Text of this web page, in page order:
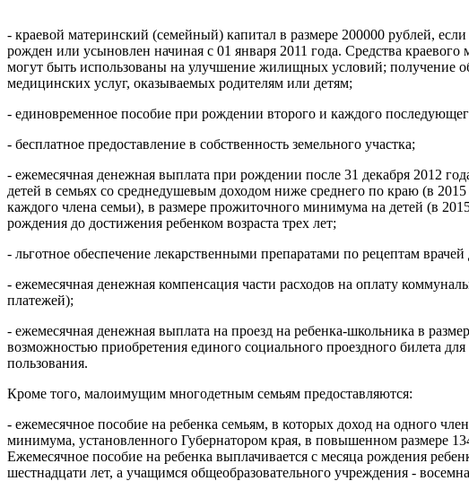
- краевой материнский (семейный) капитал в размере 200000 рублей,
рожден или усыновлен начиная с 01 января 2011 года. Средства краевого
могут быть использованы на улучшение жилищных условий; получение
медицинских услуг, оказываемых родителям или детям;
- единовременное пособие при рождении второго и каждого
- бесплатное предоставление в собственность земельного участка;
- ежемесячная денежная выплата при рождении после 31 декабря 2012
детей в семьях со среднедушевым доходом ниже среднего по краю (в
каждого члена семьи), в размере прожиточного минимума на детей (в
рождения до достижения ребенком возраста трех лет;
- льготное обеспечение лекарственными препаратами по рецептам врачей
- ежемесячная денежная компенсация части расходов на оплату
платежей);
- ежемесячная денежная выплата на проезд на ребенка-школьника в
возможностью приобретения единого социального проездного билета
пользования.
Кроме того, малоимущим многодетным семьям предоставляются:
- ежемесячное пособие на ребенка семьям, в которых доход на одного
минимума, установленного Губернатором края, в повышенном размере
Ежемесячное пособие на ребенка выплачивается с месяца рождения
шестнадцати лет, а учащимся общеобразовательного учреждения -